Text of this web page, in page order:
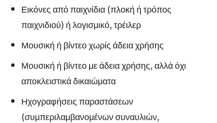
Εικόνες από παιχνίδια (πλοκή ή τρόπος
παιχνιδιού) ή λογισμικό, τρέιλερ
Μουσική ή βίντεο χωρίς άδεια χρήσης
Μουσική ή βίντεο με άδεια χρήσης, αλλά όχι
αποκλειστικά δικαιώματα
Ηχογραφήσεις παραστάσεων
(συμπεριλαμβανομένων συναυλιών,